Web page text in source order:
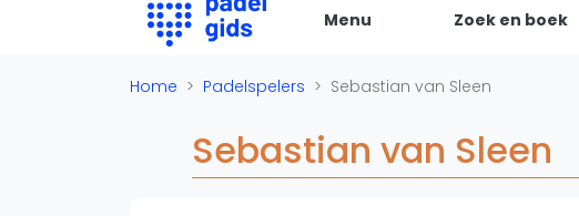
Menu
De Padel Gids
Alle padel locaties
Padelwinkels
Nieuws
Zoek en boek
Home Padelspelers Sebastian van Sleen
Sebastian van Sleen